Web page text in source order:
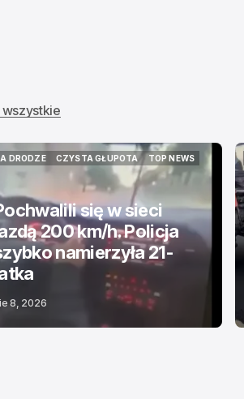
DRODZE
CZYSTA GŁUPOTA
CZYSTA GŁUPOTA
TOP NEWS
TOP NEWS
się w sieci
200 km/h. Policja
namierzyła 21-
8, 2026